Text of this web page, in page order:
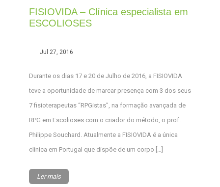
FISIOVIDA – Clínica especialista em
ESCOLIOSES
Jul 27, 2016
Durante os dias 17 e 20 de Julho de 2016, a FISIOVIDA
teve a oportunidade de marcar presença com 3 dos seus
7 fisioterapeutas “RPGistas”, na formação avançada de
RPG em Escolioses com o criador do método, o prof.
Philippe Souchard. Atualmente a FISIOVIDA é a única
clínica em Portugal que dispõe de um corpo […]
Ler mais